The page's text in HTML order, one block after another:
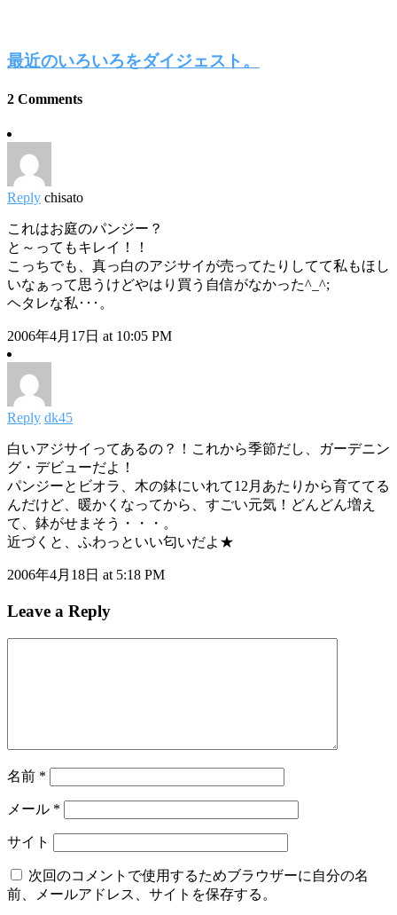
最近のいろいろをダイジェスト。
2 Comments
Reply chisato
これはお庭のパンジー？
と～ってもキレイ！！
こっちでも、真っ白のアジサイが売ってたりしてて私もほし
いなぁって思うけどやはり買う自信がなかった^_^;
ヘタレな私･･･。
2006年4月17日 at 10:05 PM
Reply dk45
白いアジサイってあるの？！これから季節だし、ガーデニン
グ・デビューだよ！
パンジーとビオラ、木の鉢にいれて12月あたりから育ててる
んだけど、暖かくなってから、すごい元気！どんどん増え
て、鉢がせまそう・・・。
近づくと、ふわっといい匂いだよ★
2006年4月18日 at 5:18 PM
Leave a Reply
名前 *
メール *
サイト
次回のコメントで使用するためブラウザーに自分の名
前、メールアドレス、サイトを保存する。